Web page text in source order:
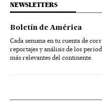
NEWSLETTERS
Boletín de América
Cada semana en tu cuenta de
reportajes y análisis de los
más relevantes del continente.